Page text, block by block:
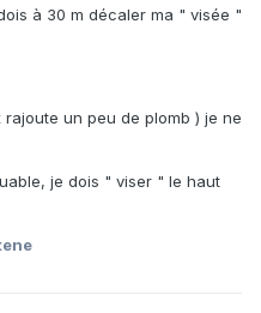
à 30 m décaler ma " visée "
un peu de plomb ) je ne
je dois " viser " le haut